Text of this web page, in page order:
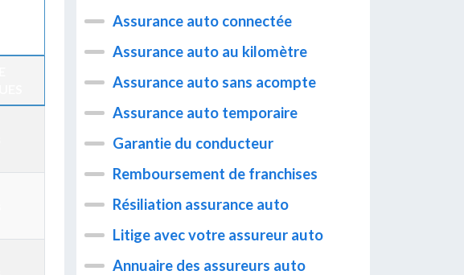
Assurance auto connectée
Assurance auto au kilomètre
Assurance auto sans acompte
Assurance auto temporaire
Garantie du conducteur
Remboursement de franchises
Résiliation assurance auto
Litige avec votre assureur auto
Annuaire des assureurs auto